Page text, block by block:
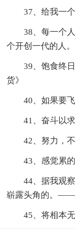
37、给我一
38、每一个
个开创一代的人
39、饱食终
货》
40、如果要
41、奋斗以
42、努力，
43、感觉累
44、据我观
崭露头角的。
45、将相本